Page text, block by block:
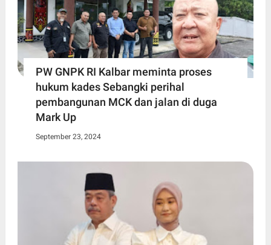
PW GNPK RI Kalbar meminta proses
hukum kades Sebangki perihal
pembangunan MCK dan jalan di duga
Mark Up
September 23, 2024